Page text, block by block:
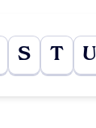
S T U